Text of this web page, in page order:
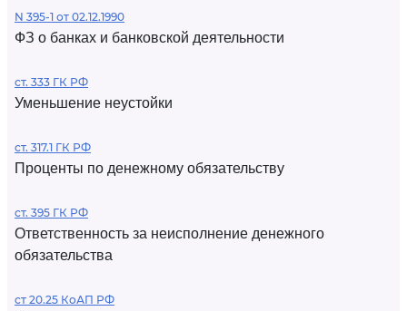
N 395-1 от 02.12.1990
ФЗ о банках и банковской деятельности
ст. 333 ГК РФ
Уменьшение неустойки
ст. 317.1 ГК РФ
Проценты по денежному обязательству
ст. 395 ГК РФ
Ответственность за неисполнение денежного
обязательства
ст 20.25 КоАП РФ